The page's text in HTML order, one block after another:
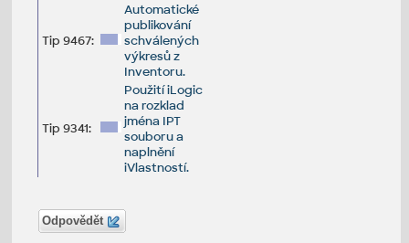
Tip 9467:
Automatické
publikování
schválených
výkresů z
Inventoru.
Tip 9341:
Použití iLogic
na rozklad
jména IPT
souboru a
naplnění
iVlastností.
Odpovědět